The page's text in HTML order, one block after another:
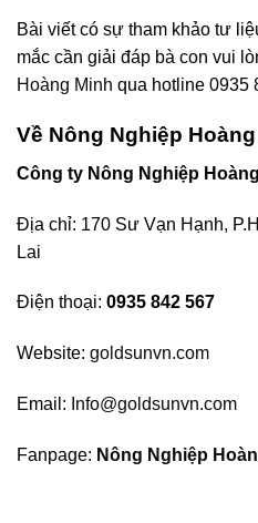
Bài viết có sự tham khảo tư
mắc cần giải đáp bà con vui
Hoàng Minh qua hotline 0935
Về Nông Nghiệp
Công ty Nông Nghiệp
Địa chỉ: 170 Sư Vạn Hạnh,
Lai
Điện thoại: 0935 842 567
Website: goldsunvn.com
Email: Info@goldsunvn.com
Fanpage: Nông Nghiệp